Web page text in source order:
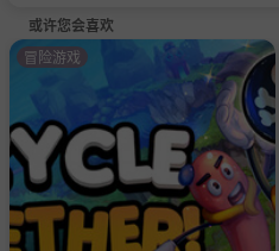
或许您会喜欢
冒险游戏